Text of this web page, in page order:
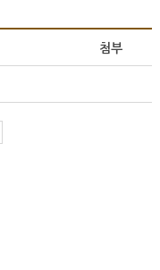
첨부